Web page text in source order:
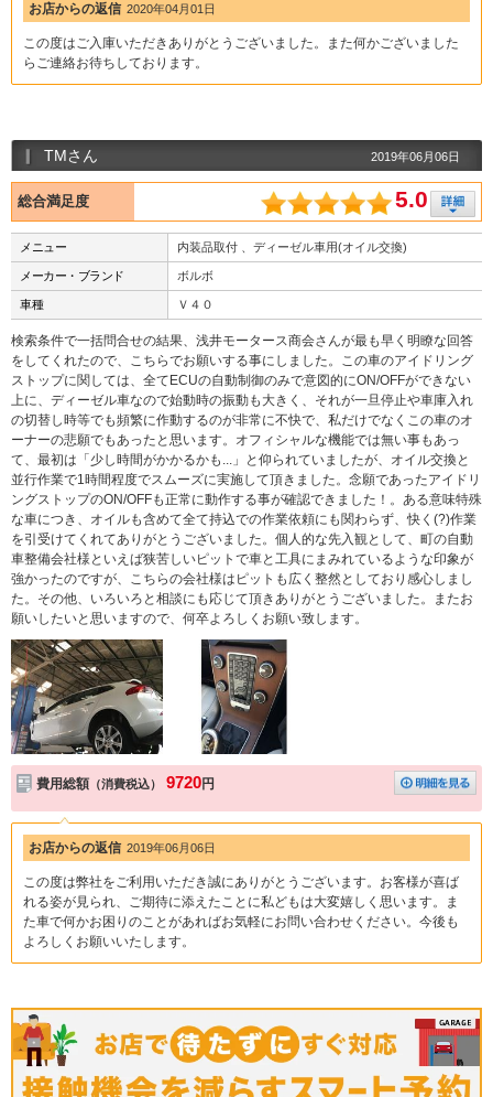
お店からの返信 2020年04月01日
この度はご入庫いただきありがとうございました。また何かございました
らご連絡お待ちしております。
TMさん 2019年06月06日
総合満足度 5.0
メニュー 内装品取付 、ディーゼル車用(オイル交換)
メーカー・ブランド ボルボ
車種 Ｖ４０
検索条件で一括問合せの結果、浅井モータース商会さんが最も早く明瞭な回答
をしてくれたので、こちらでお願いする事にしました。この車のアイドリング
ストップに関しては、全てECUの自動制御のみで意図的にON/OFFができない
上に、ディーゼル車なので始動時の振動も大きく、それが一旦停止や車庫入れ
の切替し時等でも頻繁に作動するのが非常に不快で、私だけでなくこの車のオ
ーナーの悲願でもあったと思います。オフィシャルな機能では無い事もあっ
て、最初は「少し時間がかかるかも...」と仰られていましたが、オイル交換と
並行作業で1時間程度でスムーズに実施して頂きました。念願であったアイドリ
ングストップのON/OFFも正常に動作する事が確認できました！。ある意味特殊
な車につき、オイルも含めて全て持込での作業依頼にも関わらず、快く(?)作業
を引受けてくれてありがとうございました。個人的な先入観として、町の自動
車整備会社様といえば狭苦しいピットで車と工具にまみれているような印象が
強かったのですが、こちらの会社様はピットも広く整然としており感心しまし
た。その他、いろいろと相談にも応じて頂きありがとうございました。またお
願いしたいと思いますので、何卒よろしくお願い致します。
費用総額 （消費税込） 9720円
お店からの返信 2019年06月06日
この度は弊社をご利用いただき誠にありがとうございます。お客様が喜ば
れる姿が見られ、ご期待に添えたことに私どもは大変嬉しく思います。ま
た車で何かお困りのことがあればお気軽にお問い合わせください。今後も
よろしくお願いいたします。